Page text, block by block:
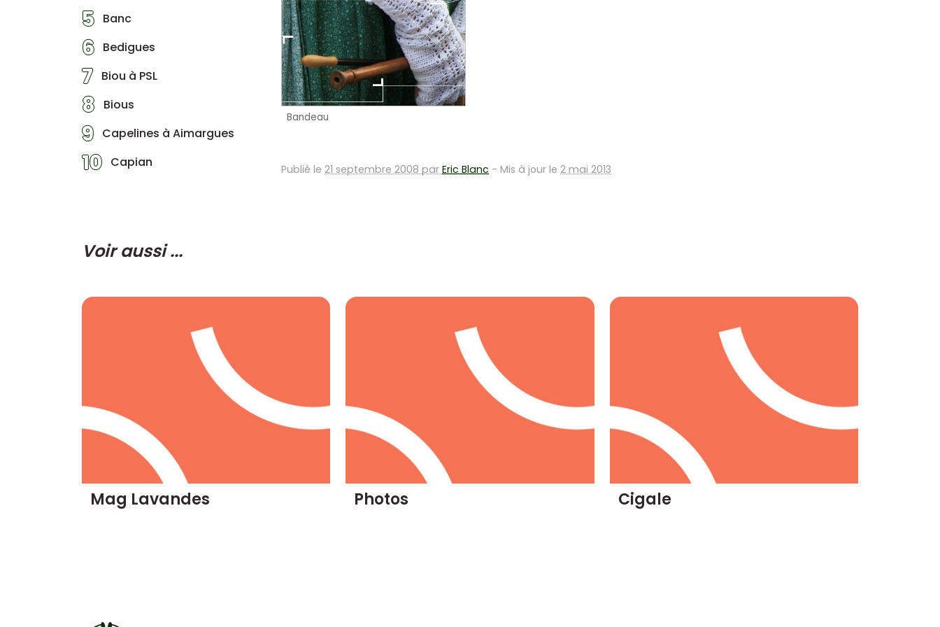
5 Banc
6 Bedigues
7 Biou à PSL
8 Bious
9 Capelines à Aimargues
10 Capian
Bandeau
Publié le 21 septembre 2008 par Eric Blanc - Mis à jour le 2 mai 2013
Voir aussi ...
Mag Lavandes Photos Cigale